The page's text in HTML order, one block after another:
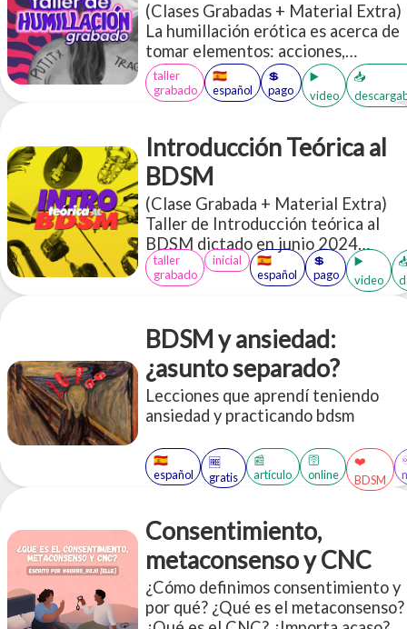
(Clases Grabadas + Material Extra)
La humillación erótica es acerca de
tomar elementos: acciones,
objetos, palabras que en el "mundo
exterior" subjetivo de cada persona
nos parecerían "humillantes" y re
erótico a través de un lente de
apreciación, cuidado, aceptación y
disfrute <3
taller
grabado
🇪🇸
español
💲
pago
▶️
video
📥
Introducción Teórica al
BDSM
(Clase Grabada + Material Extra)
Taller de Introducción teórica al
BDSM dictado en junio 2024
(duración total: 3 horas 12
minutos). Diapositivas de la
una escena. Acceso a más de 30
PDFs en inglés y español sobre
BDSM
taller
grabado
inicial
🇪🇸
español
💲
pago
▶️
video
BDSM y ansiedad:
¿asunto separado?
Lecciones que aprendí teniendo
ansiedad y practicando bdsm
🇪🇸
español
🆓
gratis
📰
artículo
🛜
online
❤️
BDSM
Consentimiento,
metaconsenso y CNC
¿Cómo definimos consentimiento y
por qué? ¿Qué es el metaconsenso?